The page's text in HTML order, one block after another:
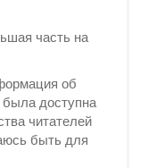
часть на
об
доступна
читателей
быть для